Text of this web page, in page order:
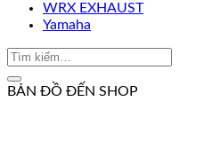
WRX EXHAUST
Yamaha
BẢN ĐỒ ĐẾN SHOP